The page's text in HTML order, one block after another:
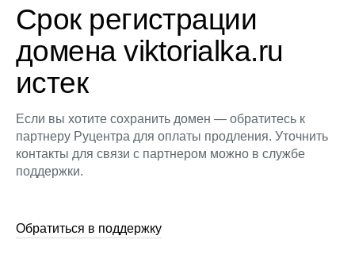
Срок регистрации
домена viktorialka.ru
истек
Если вы хотите сохранить домен — обратитесь к
партнеру Руцентра для оплаты продления. Уточнить
контакты для связи с партнером можно в службе
поддержки.
Обратиться в поддержку